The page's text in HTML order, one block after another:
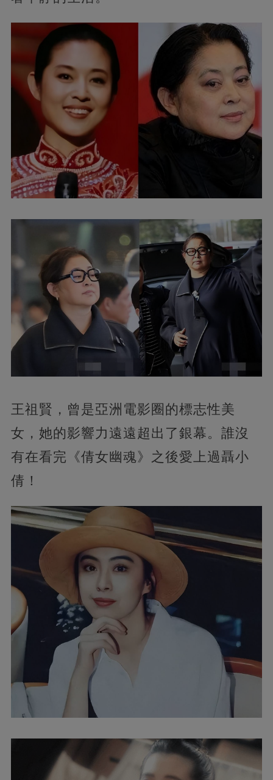
王祖賢，曾是亞洲電影圈的標志性美
女，她的影響力遠遠超出了銀幕。誰沒
有在看完《倩女幽魂》之後愛上過聶小
倩！